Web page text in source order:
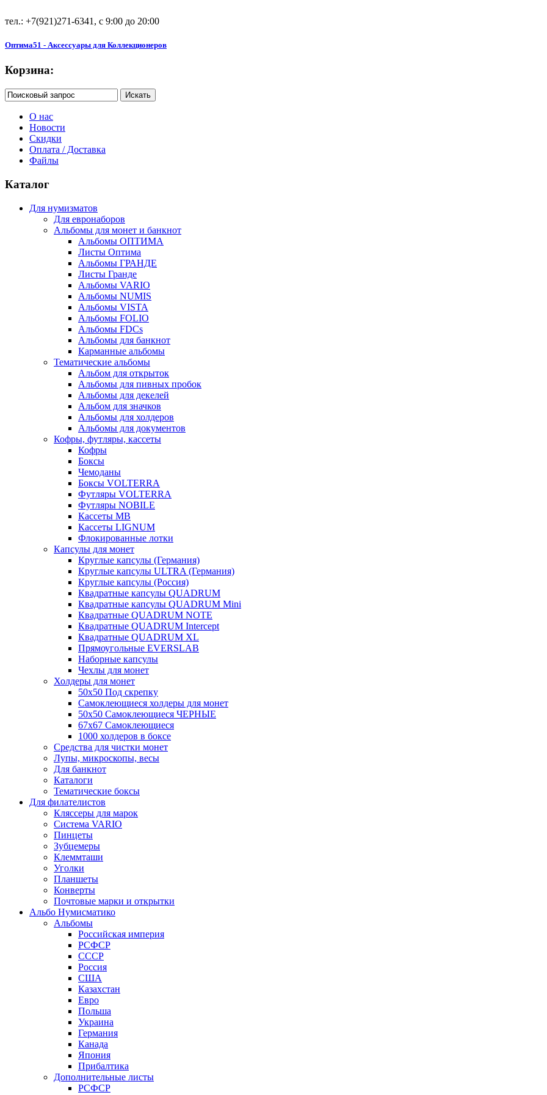
тел.: +7(921)271-6341, с 9:00 до 20:00
Оптима51 - Аксессуары для Коллекционеров
Корзина:
О нас
Новости
Скидки
Оплата / Доставка
Файлы
Каталог
Для нумизматов
Для евронаборов
Альбомы для монет и банкнот
Альбомы ОПТИМА
Листы Оптима
Альбомы ГРАНДЕ
Листы Гранде
Альбомы VARIO
Альбомы NUMIS
Альбомы VISTA
Альбомы FOLIO
Альбомы FDCs
Альбомы для банкнот
Карманные альбомы
Тематические альбомы
Альбом для открыток
Альбомы для пивных пробок
Альбомы для декелей
Альбом для значков
Альбомы для холдеров
Альбомы для документов
Кофры, футляры, кассеты
Кофры
Боксы
Чемоданы
Боксы VOLTERRA
Футляры VOLTERRA
Футляры NOBILE
Кассеты МВ
Кассеты LIGNUM
Флокированные лотки
Капсулы для монет
Круглые капсулы (Германия)
Круглые капсулы ULTRA (Германия)
Круглые капсулы (Россия)
Квадратные капсулы QUADRUM
Квадратные капсулы QUADRUM Mini
Квадратные QUADRUM NOTE
Квадратные QUADRUM Intercept
Квадратные QUADRUM XL
Прямоугольные EVERSLAB
Наборные капсулы
Чехлы для монет
Холдеры для монет
50х50 Под скрепку
Самоклеющиеся холдеры для монет
50х50 Самоклеющиеся ЧЕРНЫЕ
67x67 Самоклеющиеся
1000 холдеров в боксе
Средства для чистки монет
Лупы, микроскопы, весы
Для банкнот
Каталоги
Тематические боксы
Для филателистов
Кляссеры для марок
Система VARIO
Пинцеты
Зубцемеры
Клеммташи
Уголки
Планшеты
Конверты
Почтовые марки и открытки
Альбо Нумисматико
Альбомы
Российская империя
РСФСР
СССР
Россия
США
Казахстан
Евро
Польша
Украина
Германия
Канада
Япония
Прибалтика
Дополнительные листы
РСФСР